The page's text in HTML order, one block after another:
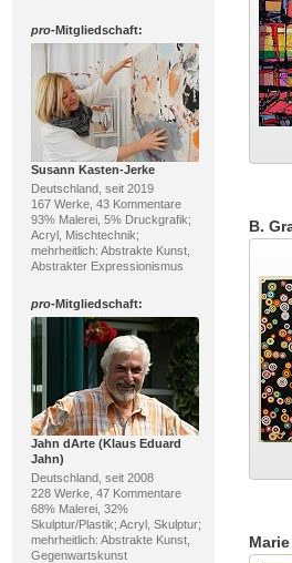
pro-Mitgliedschaft:
Susann Kasten-Jerke
Deutschland, seit 2019
167 Werke, 43 Kommentare
93% Malerei, 5% Druckgrafik;
Acryl, Mischtechnik;
mehrheitlich: Abstrakte Kunst,
Abstrakter Expressionismus
pro-Mitgliedschaft:
Jahn dArte (Klaus Eduard
Jahn)
Deutschland, seit 2008
228 Werke, 47 Kommentare
68% Malerei, 32%
Skulptur/Plastik; Acryl, Skulptur;
mehrheitlich: Abstrakte Kunst,
Gegenwartskunst
B.